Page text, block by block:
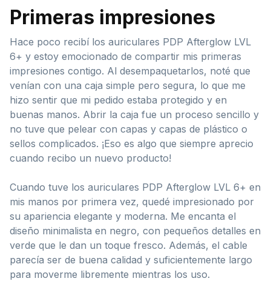
Primeras impresiones
Hace poco recibí los auriculares PDP Afterglow LVL
6+ y estoy emocionado de compartir mis primeras
impresiones contigo. Al desempaquetarlos, noté que
venían con una caja simple pero segura, lo que me
hizo sentir que mi pedido estaba protegido y en
buenas manos. Abrir la caja fue un proceso sencillo y
no tuve que pelear con capas y capas de plástico o
sellos complicados. ¡Eso es algo que siempre aprecio
cuando recibo un nuevo producto!
Cuando tuve los auriculares PDP Afterglow LVL 6+ en
mis manos por primera vez, quedé impresionado por
su apariencia elegante y moderna. Me encanta el
diseño minimalista en negro, con pequeños detalles en
verde que le dan un toque fresco. Además, el cable
parecía ser de buena calidad y suficientemente largo
para moverme libremente mientras los uso.